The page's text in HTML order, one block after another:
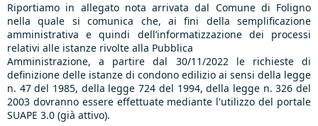
Riportiamo in allegato nota arrivata dal Comune di Foligno
nella quale si comunica che, ai fini della semplificazione
amministrativa e quindi dell’informatizzazione dei processi
relativi alle istanze rivolte alla Pubblica
Amministrazione, a partire dal 30/11/2022 le richieste di
definizione delle istanze di condono edilizio ai sensi della legge
n. 47 del 1985, della legge 724 del 1994, della legge n. 326 del
2003 dovranno essere effettuate mediante l'utilizzo del portale
SUAPE 3.0 (già attivo).